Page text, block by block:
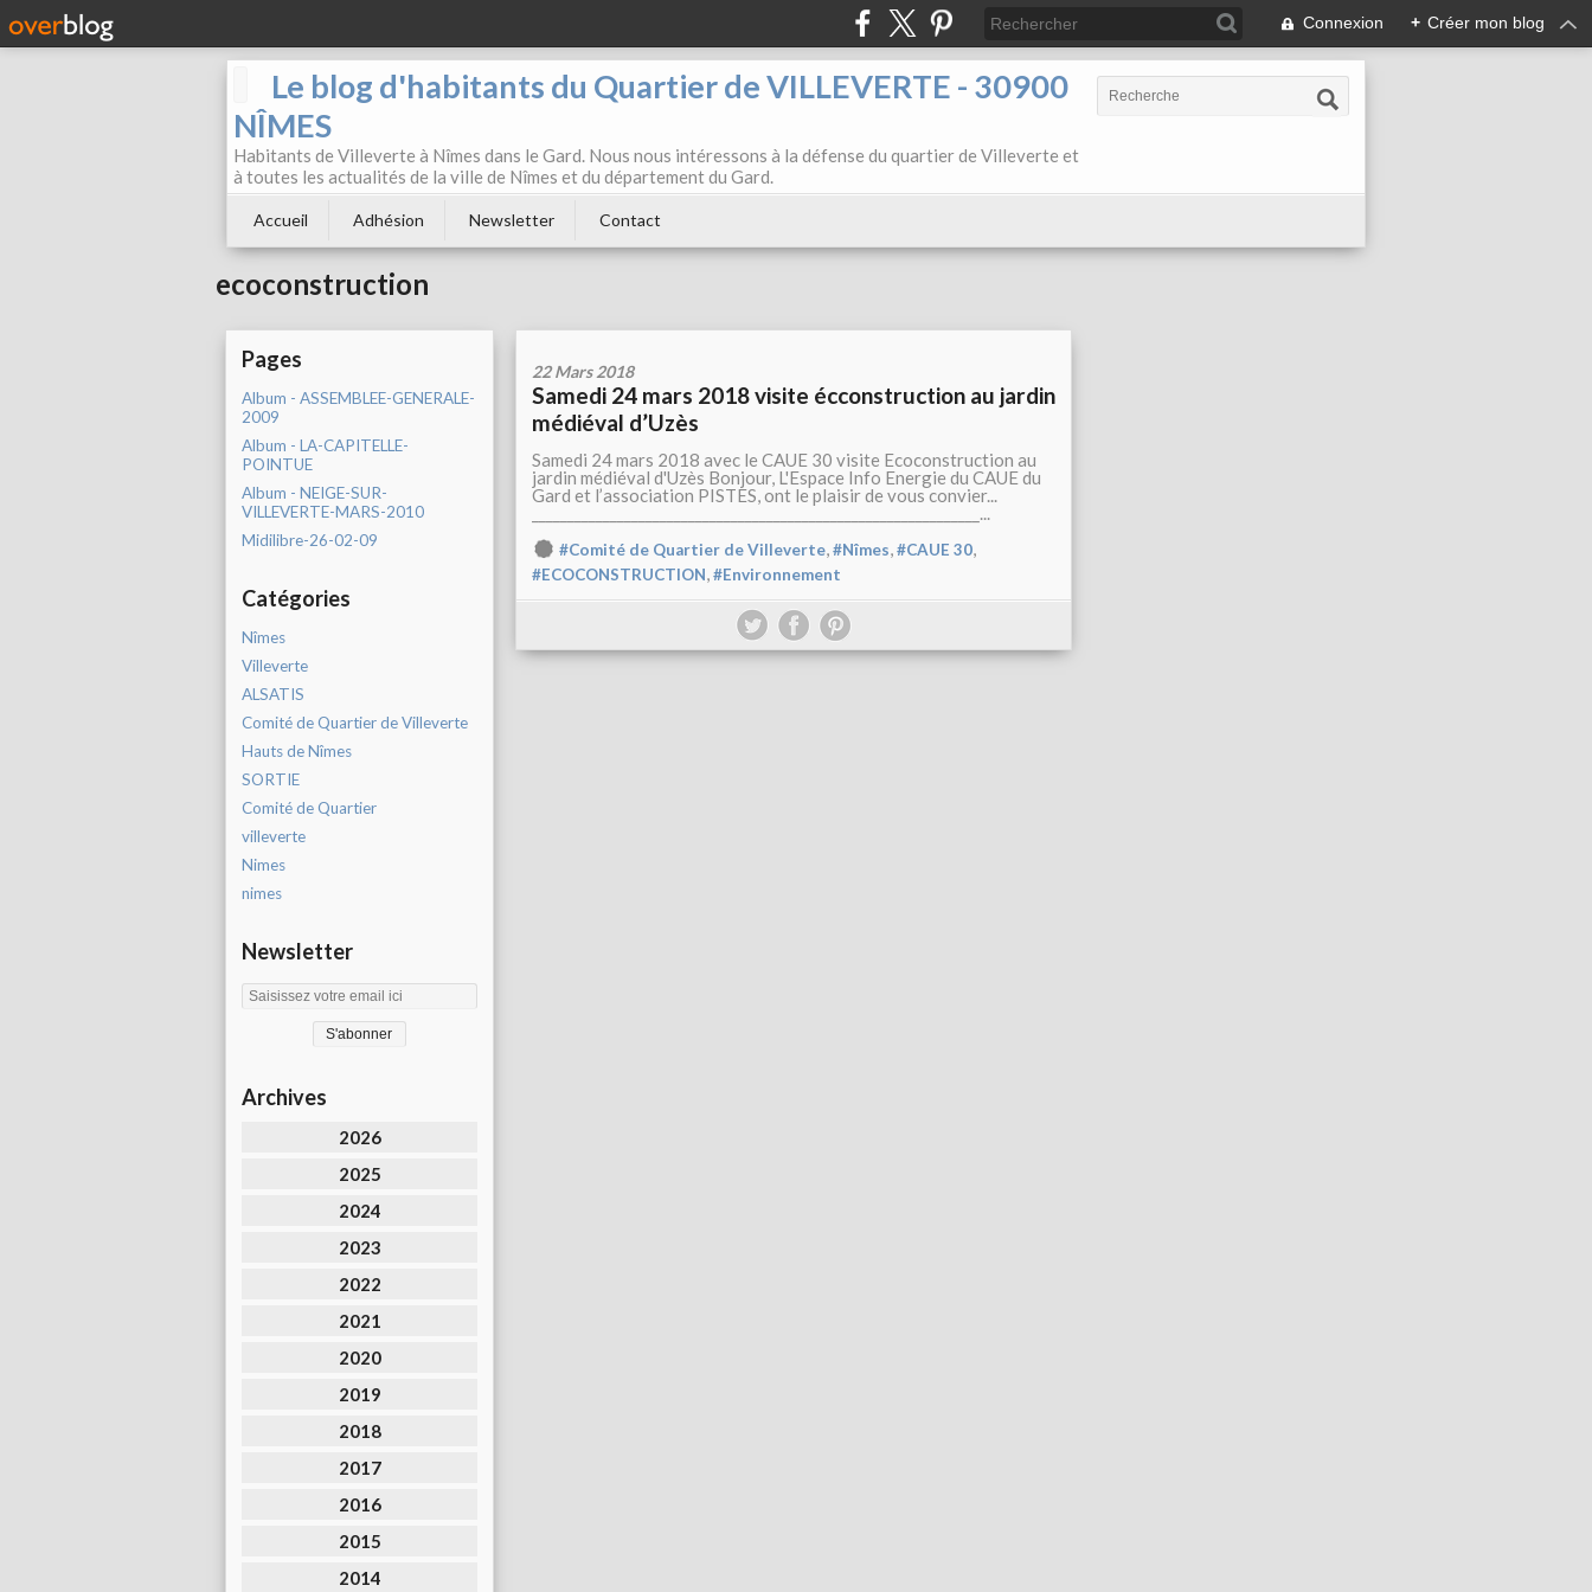
Connexion + Créer mon blog
Le blog d'habitants du Quartier de VILLEVERTE - 30900
NÎMES
Habitants de Villeverte à Nîmes dans le Gard. Nous nous intéressons à la défense du quartier de Villeverte et
à toutes les actualités de la ville de Nîmes et du département du Gard.
Accueil Adhésion Newsletter Contact
ecoconstruction
Pages
Album - ASSEMBLEE-GENERALE-
2009
Album - LA-CAPITELLE-
POINTUE
Album - NEIGE-SUR-
VILLEVERTE-MARS-2010
Midilibre-26-02-09
Catégories
Nîmes
Villeverte
ALSATIS
Comité de Quartier de Villeverte
Hauts de Nîmes
SORTIE
Comité de Quartier
villeverte
Nimes
nimes
Newsletter
Archives
2026
2025
2024
2023
2022
2021
2020
2019
2018
2017
2016
2015
2014
22 Mars 2018
Samedi 24 mars 2018 visite écconstruction au jardin
médiéval d’Uzès
Samedi 24 mars 2018 avec le CAUE 30 visite Ecoconstruction au
jardin médiéval d'Uzès Bonjour, L'Espace Info Energie du CAUE du
Gard et l’association PISTES, ont le plaisir de vous convier...
_______________________________________________________________...
#Comité de Quartier de Villeverte,#Nîmes,#CAUE 30,
#ECOCONSTRUCTION,#Environnement